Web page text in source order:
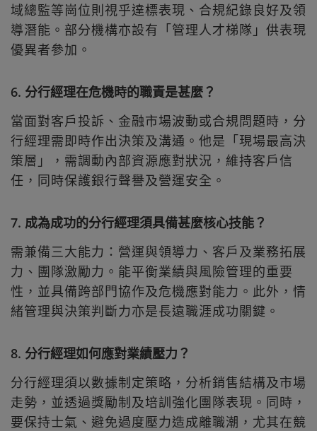
域總監等崗位則視乎達標表現、合規紀錄良好及領
導潛能。部分機構亦設有「管理人才梯隊」供表現
優異者參加。
6. 分行經理在危機時的職責是甚麼？
當面對客戶投訴、金融市場波動或合規問題時，分
行經理需即時作出決策及溝通。他是「現場最高決
策層」，需調動內部資源應對狀況，維持客戶信
任，同時保護銀行聲譽及營運安全。
7. 成為成功的分行經理須具備甚麼核心技能？
需兼備三大能力：營運與領導力、客戶及業務拓展
力、團隊激勵力。能平衡業績與風險管理的重要
性，並具備跨部門協作及危機應對能力。此外，情
緒管理與決策判斷力亦是長遠職涯成功關鍵。
8. 分行經理如何應對業績壓力？
分行經理須以數據制定策略，分析銷售結構及市場
走勢，並透過獎勵制及培訓強化團隊表現。同時，
要保持士氣、避免過度壓力造成離職潮，尤其在競